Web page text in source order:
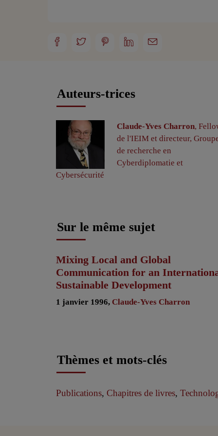
Auteurs-trices
Claude-Yves Charron,
de l'IEIM et directeur,
de recherche en
Cyberdiplomatie et
Cybersécurité
Sur le même sujet
Mixing Local and Global
Communication for an
Sustainable Development
1 janvier 1996, Claude-Yves Charron
Thèmes et mots-clés
Publications, Chapitres de livres,